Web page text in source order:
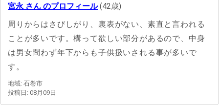
宮永 さん のプロフィール(42歳)
周りからはさびしがり、裏表がない、素直と言われる
ことが多いです。構って欲しい部分があるので、中身
は男女問わず年下からも子供扱いされる事が多いで
す。
地域: 石巻市
投稿日: 08月09日